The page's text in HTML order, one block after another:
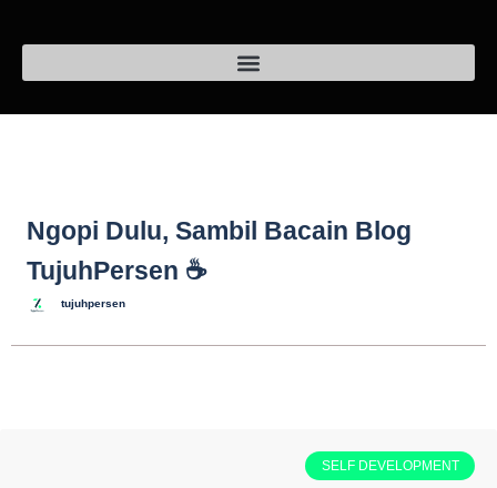
Ngopi Dulu, Sambil Bacain Blog
TujuhPersen ☕
tujuhpersen
SELF DEVELOPMENT